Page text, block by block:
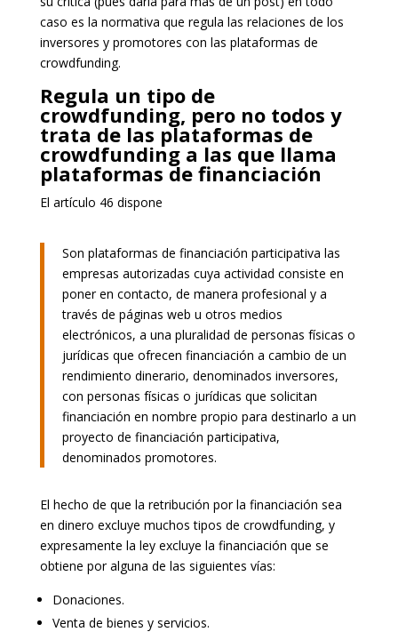
caso es la normativa que regula las relaciones de los
inversores y promotores con las plataformas de
crowdfunding.
Regula un tipo de
crowdfunding, pero no todos y
trata de las plataformas de
crowdfunding a las que llama
plataformas de financiación
El artículo 46 dispone
Son plataformas de financiación participativa las
empresas autorizadas cuya actividad consiste en
poner en contacto, de manera profesional y a
través de páginas web u otros medios
electrónicos, a una pluralidad de personas físicas o
jurídicas que ofrecen financiación a cambio de un
rendimiento dinerario, denominados inversores,
con personas físicas o jurídicas que solicitan
financiación en nombre propio para destinarlo a un
proyecto de financiación participativa,
denominados promotores.
El hecho de que la retribución por la financiación sea
en dinero excluye muchos tipos de crowdfunding, y
expresamente la ley excluye la financiación que se
obtiene por alguna de las siguientes vías:
Donaciones.
Venta de bienes y servicios.